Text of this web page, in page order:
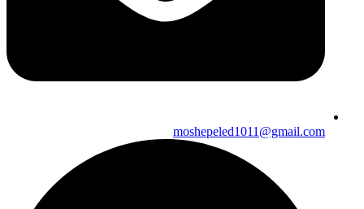
moshepeled1011@gmail.com